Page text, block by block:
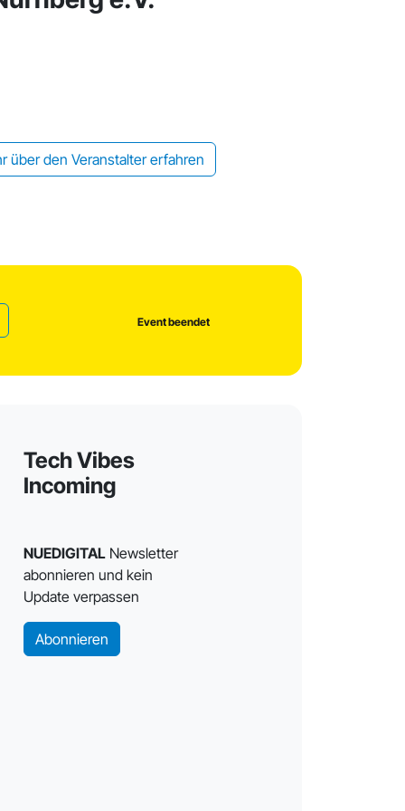
über den Veranstalter erfahren
Event beendet
Tech Vibes
Incoming
NUEDIGITALNewsletter
abonnieren und kein
Update verpassen
Abonnieren